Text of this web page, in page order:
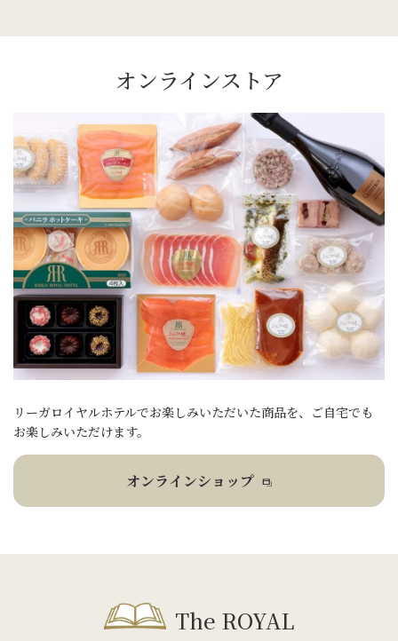
オンラインストア
リーガロイヤルホテルでお楽しみいただいた商品を、ご自宅でも
お楽しみいただけます。
オンラインショップ
The ROYAL